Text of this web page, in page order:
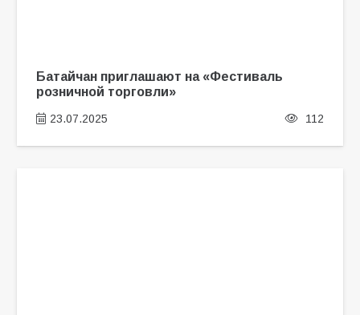
Батайчан приглашают на «Фестиваль
розничной торговли»
23.07.2025 112